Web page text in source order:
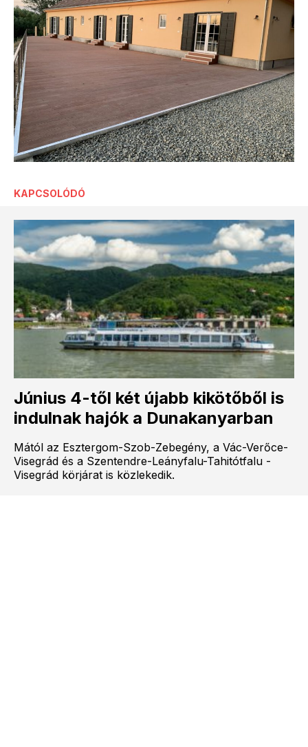
KAPCSOLÓDÓ
Június 4-től két újabb kikötőből is
indulnak hajók a Dunakanyarban
Mától az Esztergom-Szob-Zebegény, a Vác-Verőce-
Visegrád és a Szentendre-Leányfalu-Tahitótfalu -
Visegrád körjárat is közlekedik.